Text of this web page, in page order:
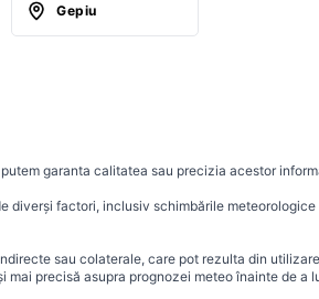
Gepiu
garanta calitatea sau precizia acestor
factori, inclusiv schimbările
sau colaterale, care pot rezulta din
precisă asupra prognozei meteo înainte de a